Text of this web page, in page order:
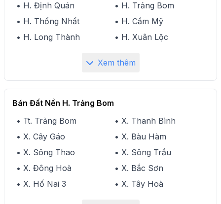
• H. Định Quán
• H. Trảng Bom
• H. Thống Nhất
• H. Cẩm Mỹ
• H. Long Thành
• H. Xuân Lộc
Xem thêm
Bán Đất Nền H. Trảng Bom
• Tt. Trảng Bom
• X. Thanh Bình
• X. Cây Gáo
• X. Bàu Hàm
• X. Sông Thao
• X. Sông Trầu
• X. Đông Hoà
• X. Bắc Sơn
• X. Hố Nai 3
• X. Tây Hoà